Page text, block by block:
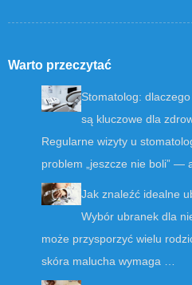
Warto przeczytać
Stomatolog:
są kluczowe dla
Regularne wizyty u
problem „jeszcze nie boli” —
Jak znaleźć idealne
Wybór ubranek dla
może przysporzyć wielu
skóra malucha wymaga …